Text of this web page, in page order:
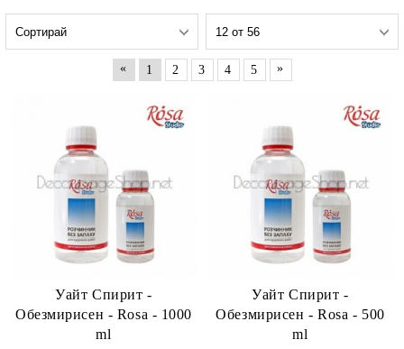
« 1 2 3 4 5 »
Уайт Спирит -
Обезмирисен - Rosa - 1000
ml
Уайт Спирит -
Обезмирисен - Rosa - 500
ml